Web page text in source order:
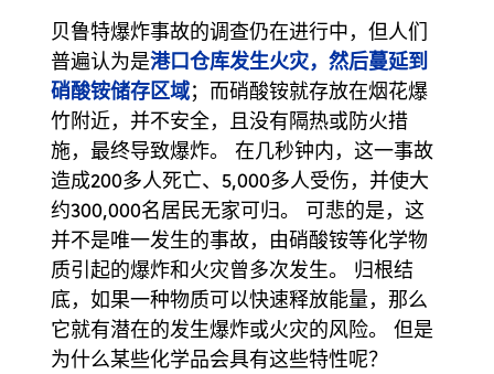
贝鲁特爆炸事故的调查仍在进行中，但人们
普遍认为是港口仓库发生火灾，然后蔓延到
硝酸铵储存区域；而硝酸铵就存放在烟花爆
竹附近，并不安全，且没有隔热或防火措
施，最终导致爆炸。 在几秒钟内，这一事故
造成200多人死亡、5,000多人受伤，并使大
约300,000名居民无家可归。 可悲的是，这
并不是唯一发生的事故，由硝酸铵等化学物
质引起的爆炸和火灾曾多次发生。 归根结
底，如果一种物质可以快速释放能量，那么
它就有潜在的发生爆炸或火灾的风险。 但是
为什么某些化学品会具有这些特性呢？